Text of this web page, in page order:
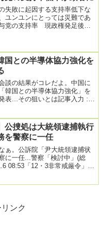
失敗に起因する支持率低下な
ユンユンにとっては災難であ
党の支持率 現政権発足後最
国との半導体協力強化を
談の結果がコレだよ。中国に
国との半導体協力強化」を
表…その狙いとは記事入力 :
公捜処は大統領逮捕執行
を警察に一任
ぁ。公訴院「尹大統領逮捕状
に一任...警察「検討中」(総
08:53「12・3非常戒厳令」に
ンク